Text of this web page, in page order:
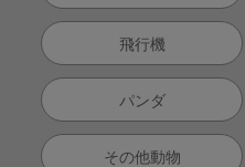
飛行機
パンダ
その他動物